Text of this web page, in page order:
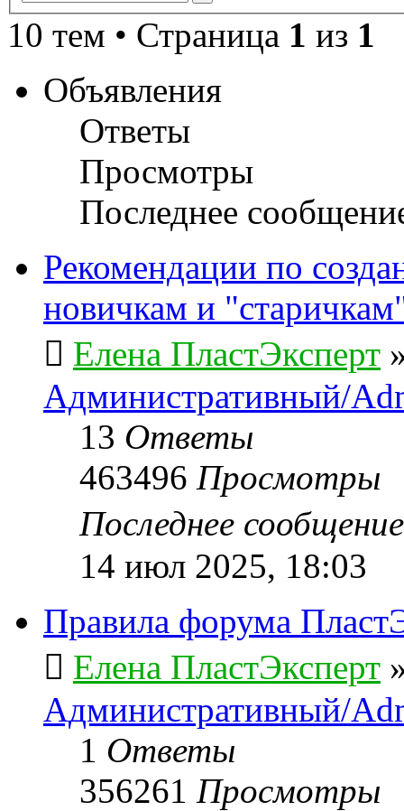
10 тем • Страница 1 из 1
Объявления
Ответы
Просмотры
Последнее
Рекомендации по
новичкам и
Елена ПластЭксперт
Административный/
13 Ответы
463496 Просмотры
Последнее
14 июл 2025, 18:03
Правила форума
Елена ПластЭксперт
Административный/
1 Ответы
356261 Просмотры